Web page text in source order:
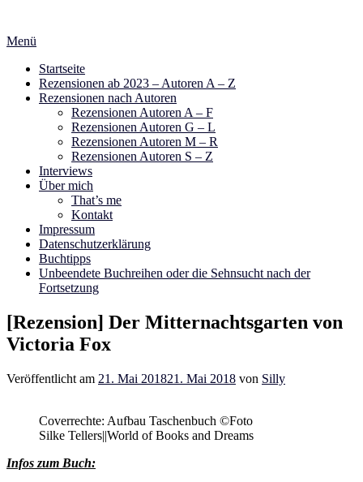
springen
Menü
Startseite
Rezensionen ab 2023 – Autoren A – Z
Rezensionen nach Autoren
Rezensionen Autoren A – F
Rezensionen Autoren G – L
Rezensionen Autoren M – R
Rezensionen Autoren S – Z
Interviews
Über mich
That’s me
Kontakt
Impressum
Datenschutzerklärung
Buchtipps
Unbeendete Buchreihen oder die Sehnsucht nach der
Fortsetzung
[Rezension] Der Mitternachtsgarten von
Victoria Fox
Veröffentlicht am 21. Mai 201821. Mai 2018 von Silly
Coverrechte: Aufbau Taschenbuch ©Foto
Silke Tellers||World of Books and Dreams
Infos zum Buch: